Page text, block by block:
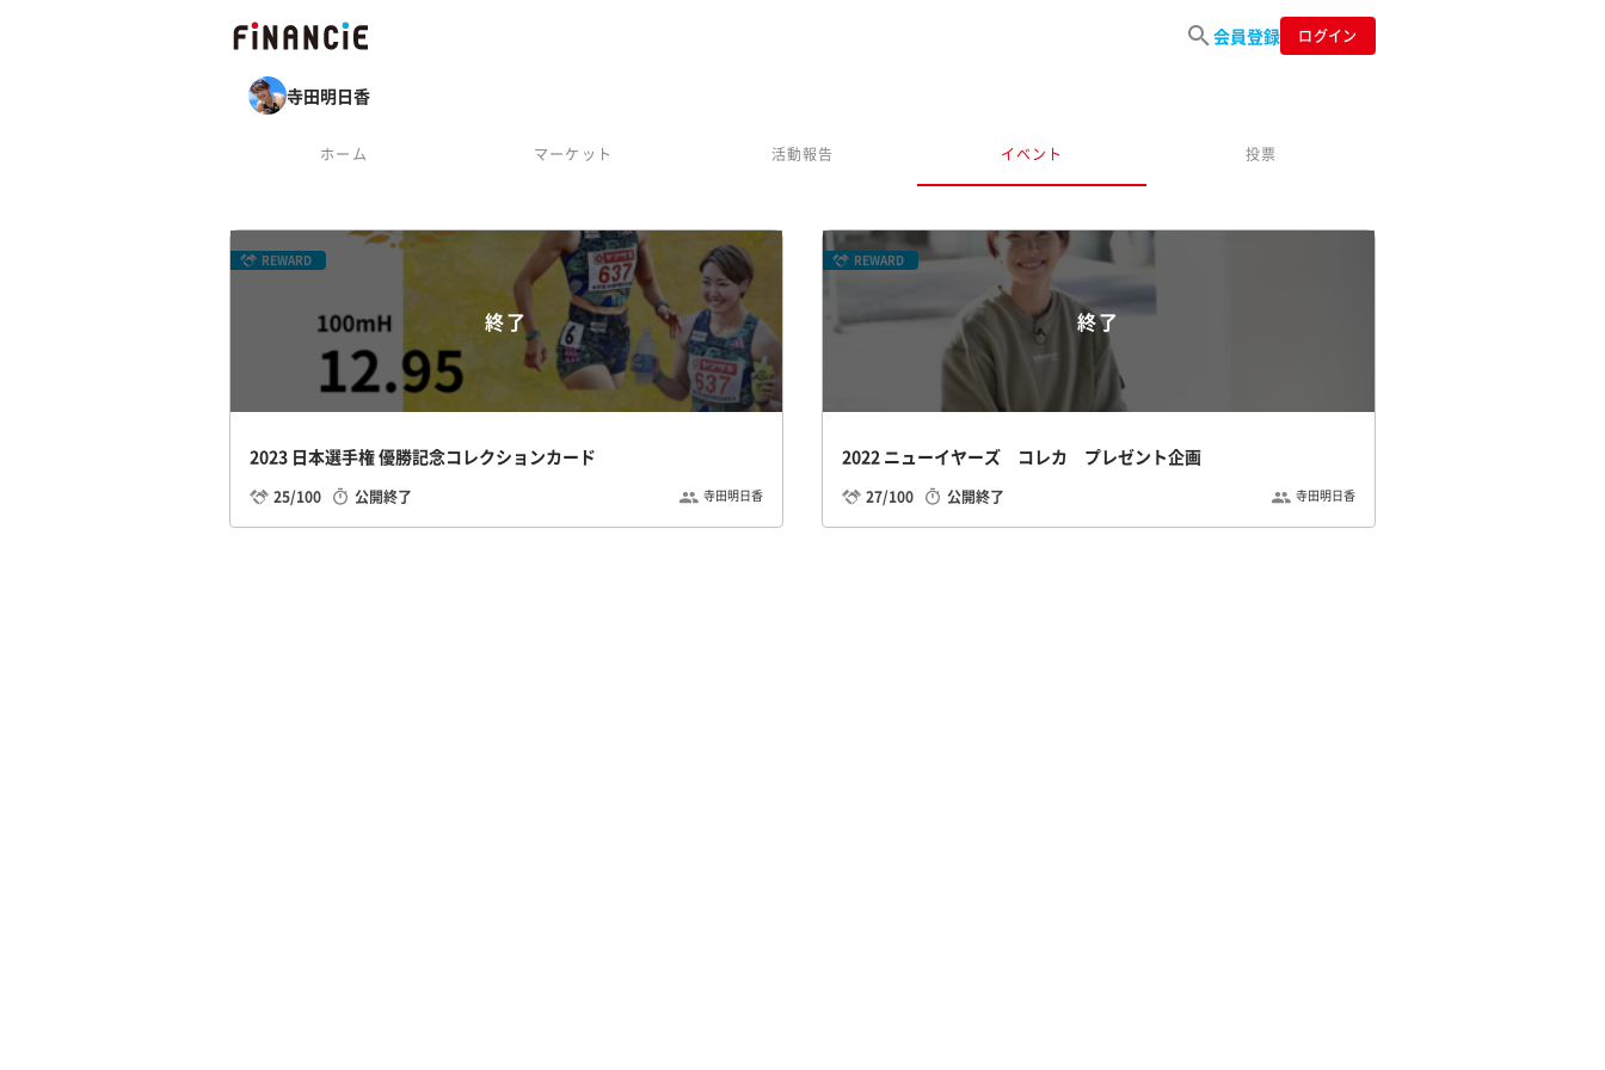
会員登録 ログイン
寺田明日香
ホーム マーケット 活動報告 イベント 投票
REWARD
終了
2023 日本選手権 優勝記念コレクションカード
25/100 公開終了 寺田明日香
REWARD
終了
2022 ニューイヤーズ コレカ プレゼント企画
27/100 公開終了 寺田明日香